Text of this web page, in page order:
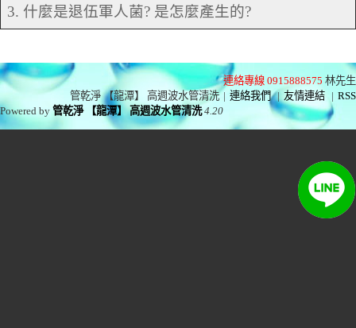
3. 什麼是退伍軍人菌? 是怎麼產生的?
連絡專線 0915888575 林先生
管乾淨 【龍潭】 高週波水管清洗 | 連絡我們 | 友情連結 | RSS
Powered by管乾淨 【龍潭】 高週波水管清洗 4.20